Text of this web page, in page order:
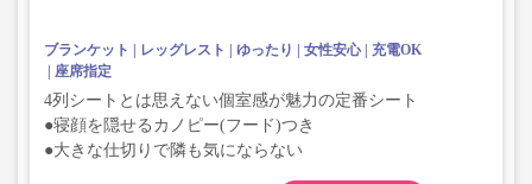
ブランケット レッグレスト ゆったり 女性安心
充電OK
座席指定
4列シートとは思えない個室感が魅力の定番シート
●寝顔を隠せるカノピー(フード)つき
●大きな仕切りで隣も気にならない